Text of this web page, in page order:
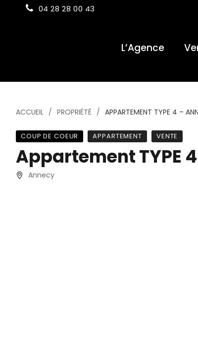
04 28 28 00 43
L’Agence
ACCUEIL PROPRIÉTÉ APPARTEMENT TYPE 4 –
COUP DE COEUR APPARTEMENT VENTE
Appartement TYPE
Annecy